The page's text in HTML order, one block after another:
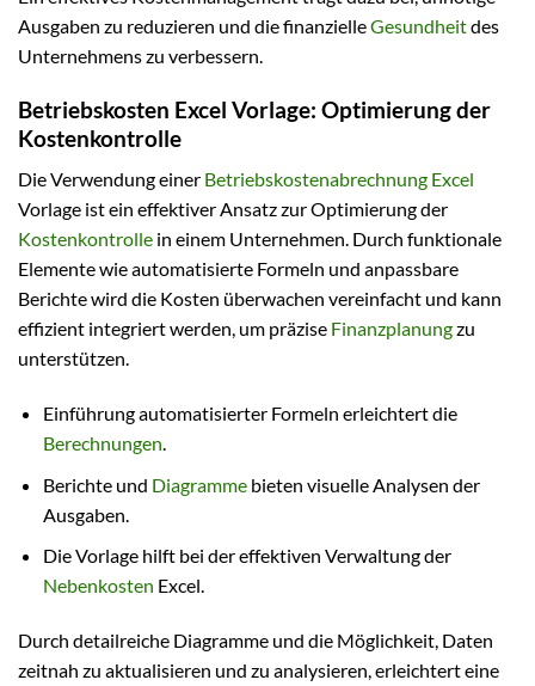
Ausgaben zu reduzieren und die finanzielleGesundheitdes
Unternehmens zu verbessern.
Betriebskosten Excel Vorlage: Optimierung der
Kostenkontrolle
Die Verwendung einer Betriebskostenabrechnung Excel
Vorlage ist ein effektiver Ansatz zur Optimierung der
Kostenkontrolle in einem Unternehmen. Durch funktionale
Elemente wie automatisierte Formeln und anpassbare
Berichte wird die Kosten überwachen vereinfacht und kann
effizient integriert werden, um präzise Finanzplanungzu
unterstützen.
Einführung automatisierter Formeln erleichtert die
Berechnungen.
Berichte und Diagrammebieten visuelle Analysen der
Ausgaben.
Die Vorlage hilft bei der effektiven Verwaltung der
Nebenkosten Excel.
Durch detailreiche Diagramme und die Möglichkeit, Daten
zeitnah zu aktualisieren und zu analysieren, erleichtert eine